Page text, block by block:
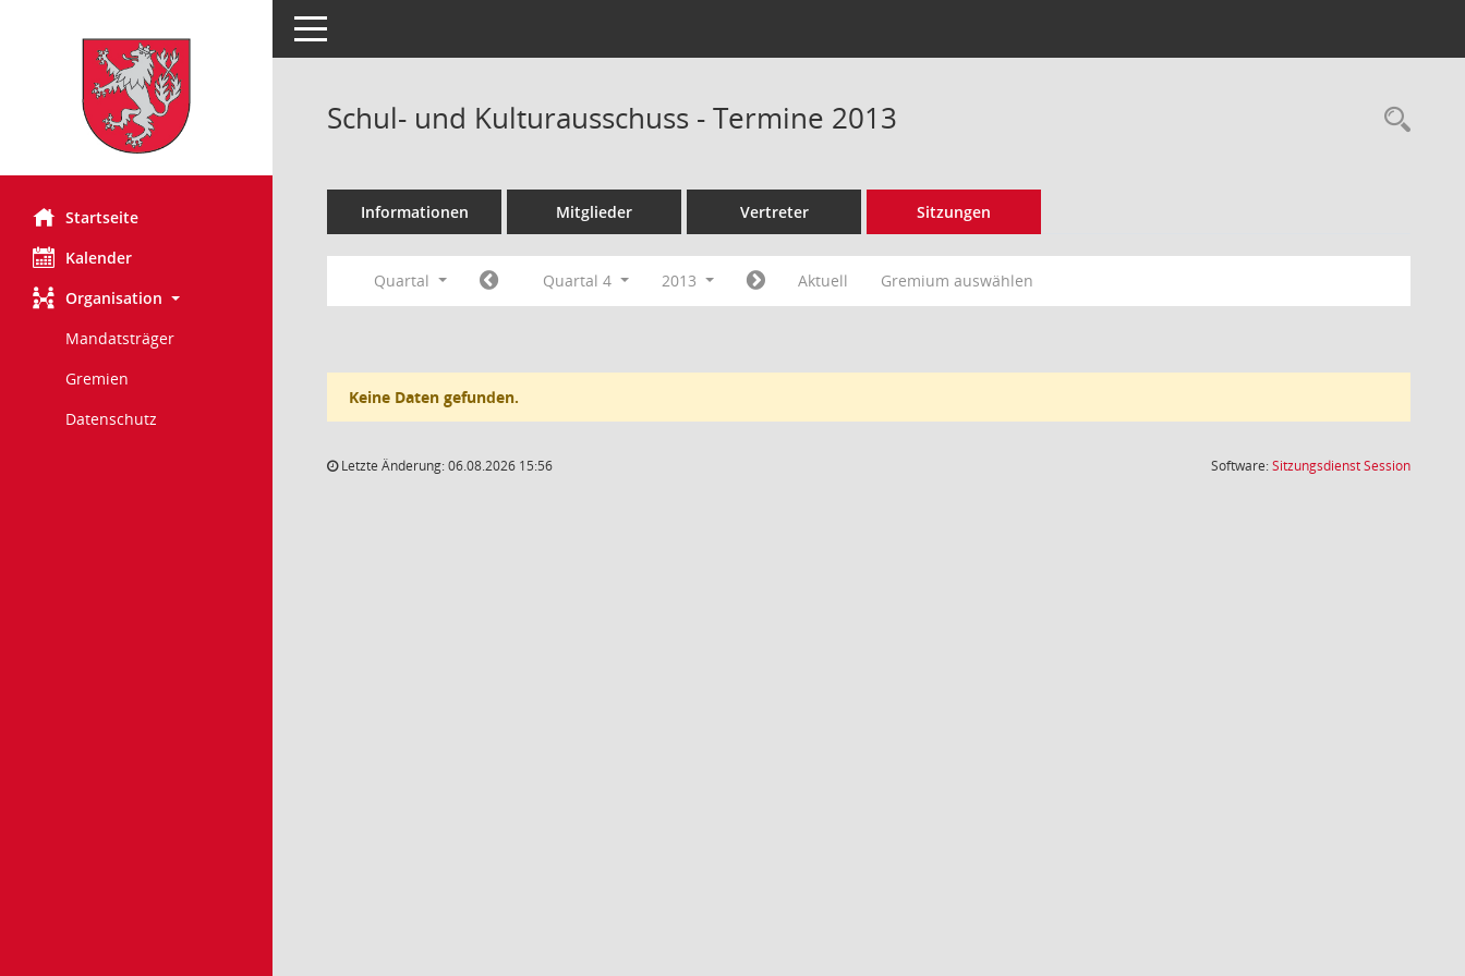
Startseite
Kalender
Organisation
Mandatsträger
Gremien
Datenschutz
Toggle navigation
Schul- und Kulturausschuss - Termine 2013
Informationen Mitglieder Vertreter Sitzungen
Quartal Quartal 4 2013 Aktuell Gremium auswählen
Keine Daten gefunden.
Letzte Änderung: 06.08.2026 15:56 Software:SitzungsdienstSession(Wird in